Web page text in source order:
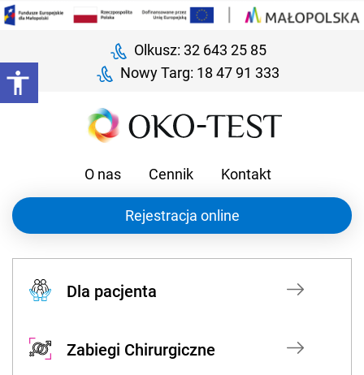
Olkusz: 32 643 25 85
Nowy Targ: 18 47 91 333
O nas Cennik Kontakt
Rejestracja online
Dla pacjenta
Zabiegi Chirurgiczne